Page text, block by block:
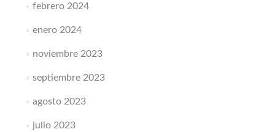
febrero 2024
enero 2024
noviembre 2023
septiembre 2023
agosto 2023
julio 2023